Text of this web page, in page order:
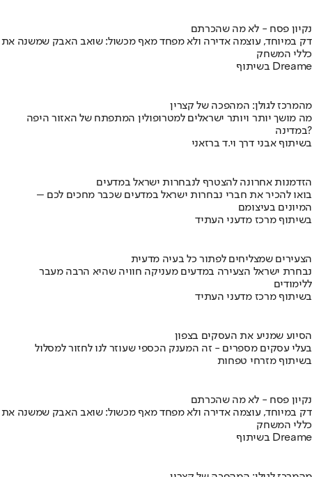
נקיון פסח - לא מה שהכרתם
דק במיוחד, עוצמה אדירה ולא מפחד מאף מכשול: שואב האבק שמשנה את
כללי המשחק
בשיתוף Dreame
מהמרכז לגולן: המהפכה של קצרין
מה מושך יותר ויותר ישראלים למטרופולין המתפתח של האזור היפה
במדינה?
בשיתוף אבני דרך וי.ד ברזאני
הזדמנות אחרונה להצטרף לנבחרות ישראל במדעים
בואו להכיר את חברי נבחרות ישראל במדעים שכבר מחכים לכם –
המיונים בעיצומם
בשיתוף מרכז מדעני העתיד
הצעירים שמצליחים לפתור כל בעיה מדעית
נבחרת ישראל הצעירה במדעים מעניקה חוויה שהיא הרבה מעבר
ללימודים
בשיתוף מרכז מדעני העתיד
הסיוע שמניע את העסקים בצפון
בעלי עסקים מספרים - זה המענק הכספי שעוזר לנו לחזור למסלול
בשיתוף מזרחי טפחות
נקיון פסח - לא מה שהכרתם
דק במיוחד, עוצמה אדירה ולא מפחד מאף מכשול: שואב האבק שמשנה את
כללי המשחק
בשיתוף Dreame